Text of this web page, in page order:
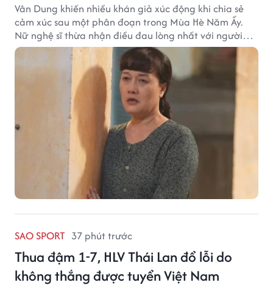
Vân Dung khiến nhiều khán giả xúc động khi chia sẻ
cảm xúc sau một phân đoạn trong Mùa Hè Năm Ấy.
Nữ nghệ sĩ thừa nhận điều đau lòng nhất với người
mẹ không phải sự nghèo khó, mà là khi các con phải
chứng kiến những tổn thương trong chính ngôi nhà
SAO SPORT 37 phút trước
Thua đậm 1-7, HLV Thái Lan đổ lỗi do
không thắng được tuyển Việt Nam